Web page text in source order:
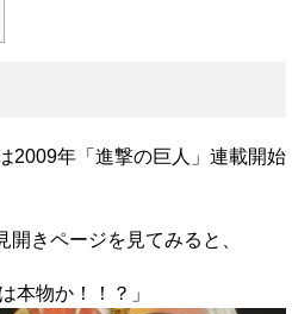
2009年「進撃の巨人」連載開始
きページを見てみると、
本物か！！？」